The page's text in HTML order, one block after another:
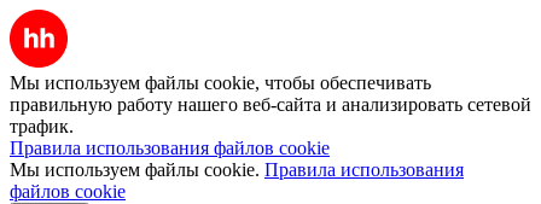
Мы используем файлы cookie, чтобы обеспечивать
правильную работу нашего веб-сайта и анализировать сетевой
трафик.
Правила использования файлов cookie
Мы используем файлы cookie. Правила использования
файлов cookie